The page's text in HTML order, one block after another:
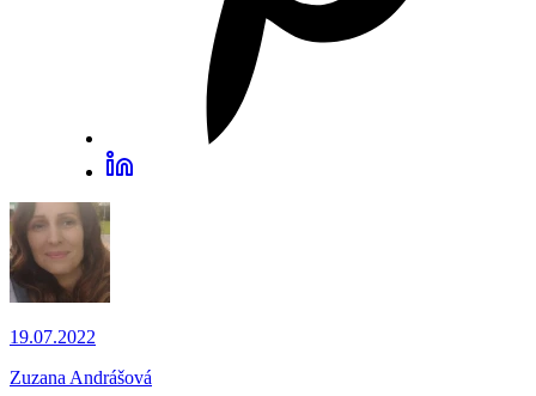
19.07.2022
Zuzana Andrášová